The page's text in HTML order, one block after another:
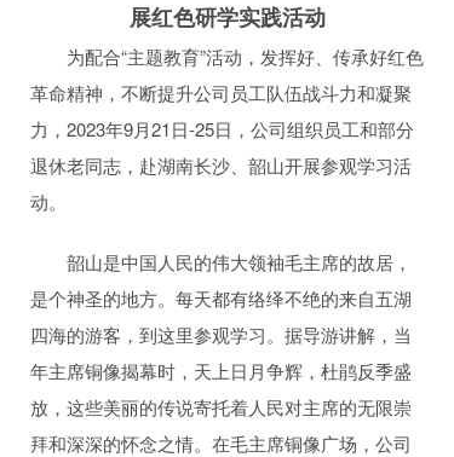
展红色研学实践活动
为配合“主题教育”活动，发挥好、传承好红色
革命精神，不断提升公司员工队伍战斗力和凝聚
力，2023年9月21日-25日，公司组织员工和部分
退休老同志，赴湖南长沙、韶山开展参观学习活
动。
韶山是中国人民的伟大领袖毛主席的故居，
是个神圣的地方。每天都有络绎不绝的来自五湖
四海的游客，到这里参观学习。据导游讲解，当
年主席铜像揭幕时，天上日月争辉，杜鹃反季盛
放，这些美丽的传说寄托着人民对主席的无限崇
拜和深深的怀念之情。在毛主席铜像广场，公司